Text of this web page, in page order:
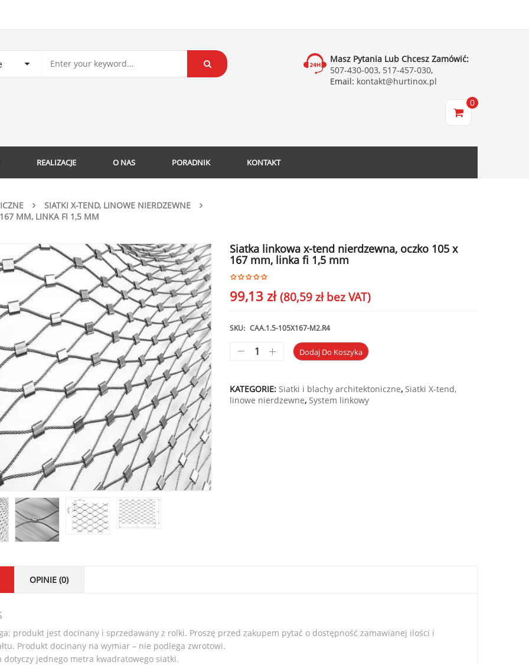
Masz Pytania Lub Chcesz Zamówić:
507-430-003, 517-457-030,
Email: kontakt@hurtinox.pl
0
REALIZACJE O NAS PORADNIK KONTAKT
SIATKI X-TEND, LINOWE NIERDZEWNE
MM, LINKA FI 1,5 MM
Siatka linkowa x-tend nierdzewna, oczko 105 x
167 mm, linka fi 1,5 mm
99,13 zł (80,59 złbez VAT)
SKU: CAA.1.5-105X167-M2.R4
Dodaj Do Koszyka
KATEGORIE: Siatki i blachy architektoniczne, Siatki X-tend,
linowe nierdzewne, System linkowy
OPINIE (0)
produkt jest docinany i sprzedawany z rolki. Proszę przed zakupem pytać o dostępność zamawianej ilości i
Produkt docinany na wymiar – nie podlega zwrotowi.
dotyczy jednego metra kwadratowego siatki.